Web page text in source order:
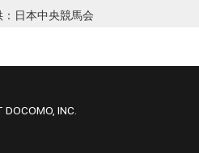
日本中央競馬会
INC.